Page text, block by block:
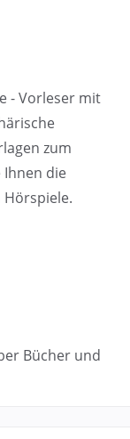
- Vorleser mit
zum
die
Bücher und